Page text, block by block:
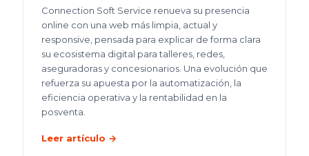
Connection Soft Service renueva su presencia
online con una web más limpia, actual y
responsive, pensada para explicar de forma clara
su ecosistema digital para talleres, redes,
aseguradoras y concesionarios. Una evolución que
refuerza su apuesta por la automatización, la
eficiencia operativa y la rentabilidad en la
posventa.
Leer artículo →